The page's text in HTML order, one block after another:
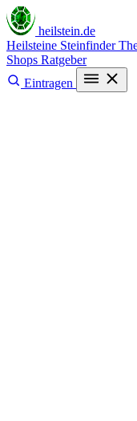
heilstein.de
Heilsteine Steinfinder
Shops Ratgeber
Eintragen